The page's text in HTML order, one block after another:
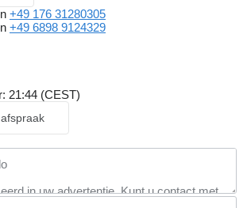
+49 176 31280305
+49 6898 9124329
21:44 (CEST)